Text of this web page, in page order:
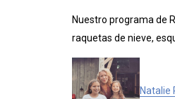
Nuestro programa de
raquetas de nieve,
Natalie